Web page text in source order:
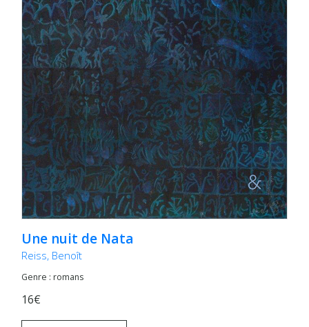
Une nuit de Nata
Reiss, Benoît
Genre : romans
16€